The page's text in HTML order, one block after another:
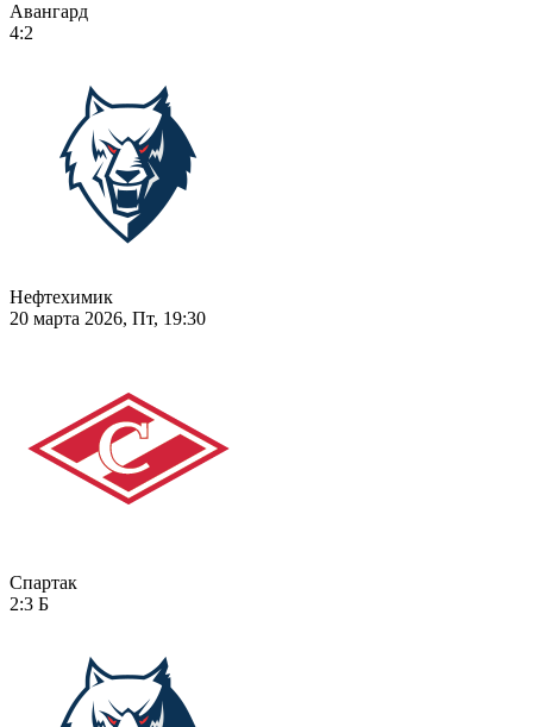
Авангард
4:2
Нефтехимик
20 марта 2026, Пт, 19:30
Спартак
2:3 Б